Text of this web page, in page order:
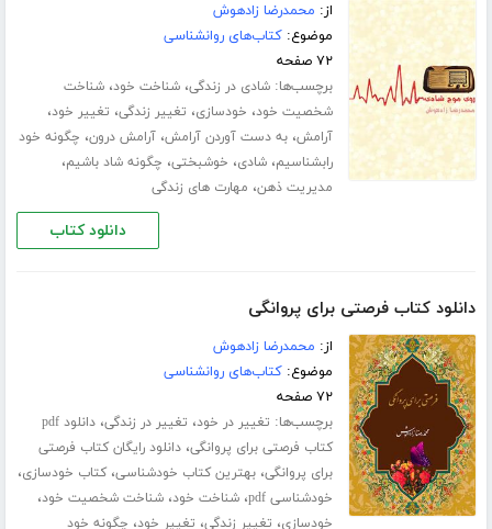
از: محمدرضا زادهوش
موضوع:کتاب‌های روانشناسی
۷۲ صفحه
برچسب‌ها:شادی در زندگی،شناخت خود،شناخت
شخصیت خود، خودسازی، تغییر زندگی، تغییر خود،
آرامش،به دست آوردن آرامش،آرامش درون، چگونه خود
رابشناسیم،شادی، خوشبختی، چگونه شاد باشیم،
مدیریت ذهن، مهارت های زندگی
دانلود کتاب
دانلود کتاب فرصتی برای پروانگی
از: محمدرضا زادهوش
موضوع:کتاب‌های روانشناسی
۷۲ صفحه
برچسب‌ها: تغییر در خود، تغییر در زندگی،
دانلود pdf
کتاب فرصتی برای پروانگی،دانلود رایگان کتاب فرصتی
برای پروانگی،بهترین کتاب خودشناسی،کتاب خودسازی،
خودشناسی pdf ،شناخت خود،شناخت شخصیت خود،
خودسازی، تغییر زندگی، تغییر خود، چگونه خود